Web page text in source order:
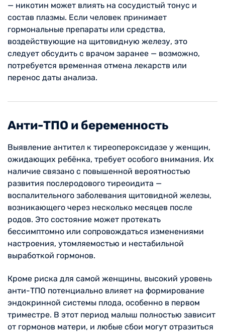
— никотин может влиять на сосудистый тонус и
состав плазмы. Если человек принимает
гормональные препараты или средства,
воздействующие на щитовидную железу, это
следует обсудить с врачом заранее — возможно,
потребуется временная отмена лекарств или
перенос даты анализа.
Анти-ТПО и беременность
Выявление антител к тиреопероксидазе у женщин,
ожидающих ребёнка, требует особого внимания. Их
наличие связано с повышенной вероятностью
развития послеродового тиреоидита —
воспалительного заболевания щитовидной железы,
возникающего через несколько месяцев после
родов. Это состояние может протекать
бессимптомно или сопровождаться изменениями
настроения, утомляемостью и нестабильной
выработкой гормонов.
Кроме риска для самой женщины, высокий уровень
анти-ТПО потенциально влияет на формирование
эндокринной системы плода, особенно в первом
триместре. В этот период малыш полностью зависит
от гормонов матери, и любые сбои могут отразиться